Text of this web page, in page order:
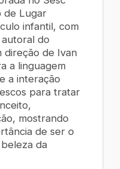
de Lugar
infantil, com
do
direção de Ivan
a linguagem
a interação
para tratar
mostrando
de ser o
da